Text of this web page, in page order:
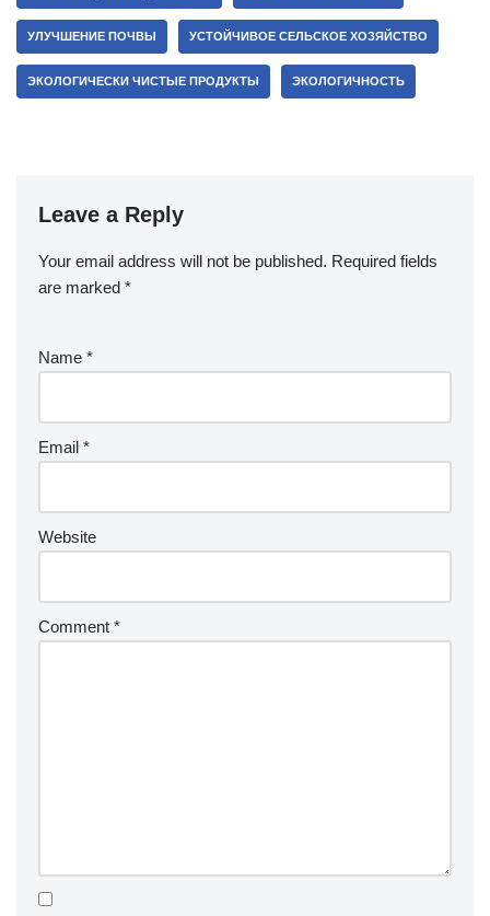
УЛУЧШЕНИЕ ПОЧВЫ УСТОЙЧИВОЕ СЕЛЬСКОЕ ХОЗЯЙСТВО
ЭКОЛОГИЧЕСКИ ЧИСТЫЕ ПРОДУКТЫ ЭКОЛОГИЧНОСТЬ
Leave a Reply
Your email address will not be published. Required fields
are marked *
Name *
Email *
Website
Comment *